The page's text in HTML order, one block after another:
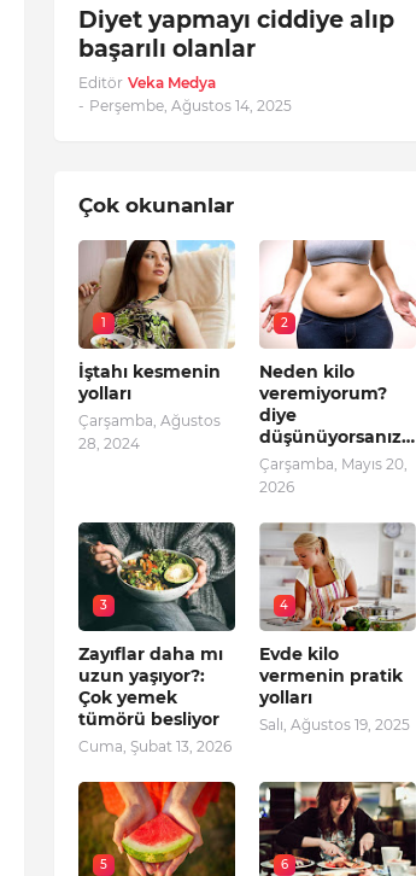
Diyet yapmayı ciddiye alıp
başarılı olanlar
Editör Veka Medya
- Perşembe, Ağustos 14, 2025
Çok okunanlar
1
İştahı kesmenin
yolları
Çarşamba, Ağustos
28, 2024
2
Neden kilo
veremiyorum?
diye
düşünüyorsanız…
Çarşamba, Mayıs 20,
2026
3
Zayıflar daha mı
uzun yaşıyor?:
Çok yemek
tümörü besliyor
Cuma, Şubat 13, 2026
4
Evde kilo
vermenin pratik
yolları
Salı, Ağustos 19, 2025
5 6